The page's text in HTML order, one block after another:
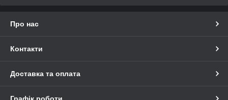
Про нас
Контакти
Доставка та оплата